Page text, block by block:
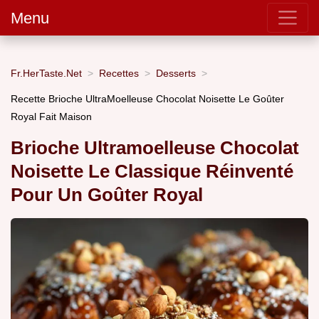
Menu
Fr.HerTaste.Net Recettes Desserts
Recette Brioche UltraMoelleuse Chocolat Noisette Le Goûter
Royal Fait Maison
Brioche Ultramoelleuse Chocolat
Noisette Le Classique Réinventé
Pour Un Goûter Royal